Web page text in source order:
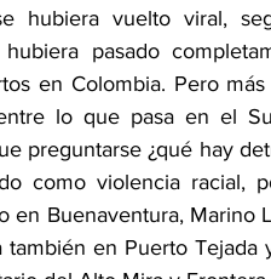
hubiera vuelto viral,
pasado
en Colombia. Pero
lo que pasa en el
preguntarse ¿qué hay
como violencia racial,
en Buenaventura, Marino
también en Puerto